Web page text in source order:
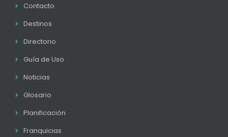
Contacto
Destinos
Directorio
Guía de Uso
Noticias
Glosario
Planificación
Franquicias